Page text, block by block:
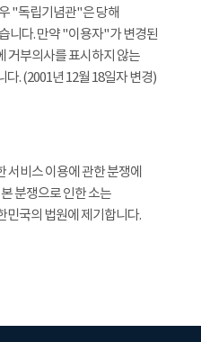
"독립기념관"은 당해
니다. 만약 "이용자"가 변경된
거부의사를 표시하지 않는
. (2001년 12월 18일자 변경)
비스 이용에 관한 분쟁에
분쟁으로 인한 소는
민국의 법원에 제기합니다.